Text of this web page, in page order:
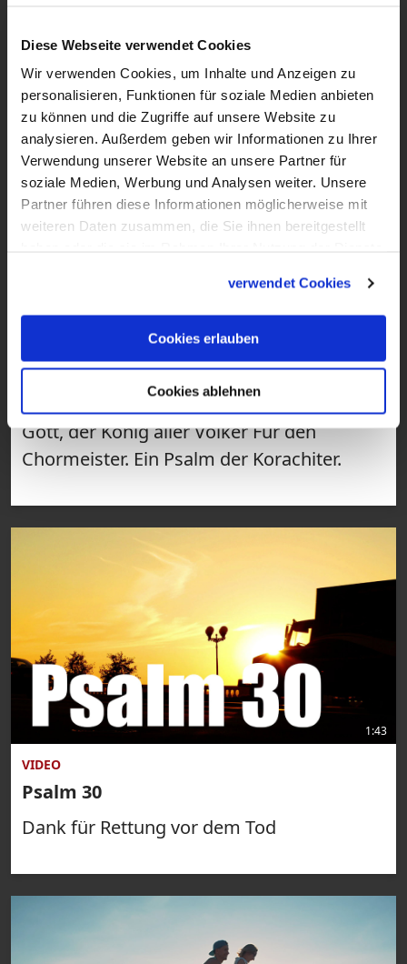
Diese Webseite verwendet Cookies
Wir verwenden Cookies, um Inhalte und Anzeigen zu
personalisieren, Funktionen für soziale Medien anbieten
zu können und die Zugriffe auf unsere Website zu
analysieren. Außerdem geben wir Informationen zu Ihrer
Verwendung unserer Website an unsere Partner für
soziale Medien, Werbung und Analysen weiter. Unsere
Partner führen diese Informationen möglicherweise mit
weiteren Daten zusammen, die Sie ihnen bereitgestellt
verwendet Cookies
Cookies erlauben
Cookies ablehnen
Bitte um Gottes Hilfe für den König Für den
Chormeister. Ein Psalm Davids.
VIDEO
Gott, der König aller Völker Für den
Chormeister. Ein Psalm der Korachiter.
1:43
VIDEO
Psalm 30
Dank für Rettung vor dem Tod